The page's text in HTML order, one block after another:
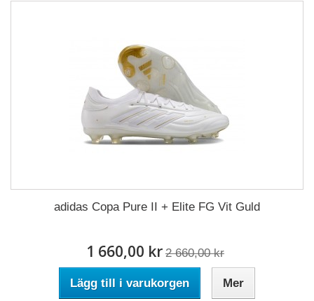
adidas Copa Pure II + Elite FG Vit Guld
1 660,00 kr 2 660,00 kr
Lägg till i varukorgen Mer